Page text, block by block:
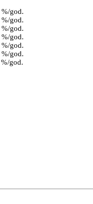
%/god.
%/god.
%/god.
%/god.
%/god.
%/god.
%/god.